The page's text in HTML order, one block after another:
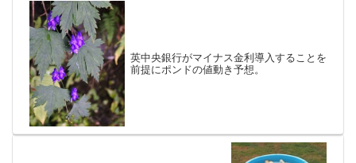
英中央銀行がマイナス金利導入することを
前提にポンドの値動き予想。